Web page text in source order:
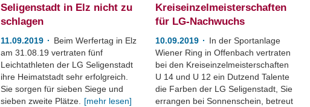
Seligenstadt in Elz nicht zu
schlagen
11.09.2019
Beim Werfertag in Elz
am 31.08.19 vertraten fünf
Leichtathleten der LG Seligenstadt
ihre Heimatstadt sehr erfolgreich.
Sie sorgen für sieben Siege und
sieben zweite Plätze.
[mehr lesen]
Kreiseinzelmeisterschaften
für LG-Nachwuchs
10.09.2019
In der Sportanlage
Wiener Ring in Offenbach vertraten
bei den Kreiseinzelmeisterschaften
U 14 und U 12 ein Dutzend Talente
die Farben der LG Seligenstadt, Sie
errangen bei Sonnenschein, betreut